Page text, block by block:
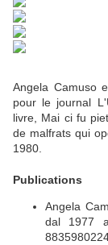
Angela Camuso
pour le journal
livre, Mai ci fu
de malfrats qui
1980.
Publications
Angela
dal 1977